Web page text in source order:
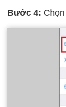
Bước 4: Chọn